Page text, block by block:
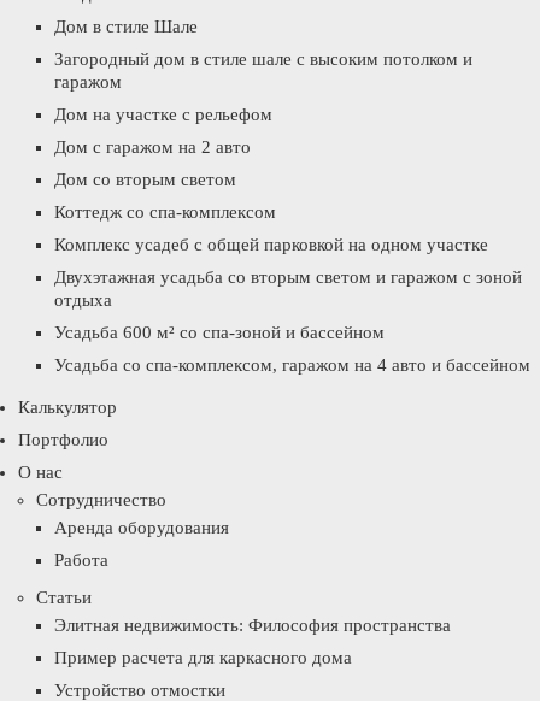
Дом в стиле Шале
Загородный дом в стиле шале с высоким потолком и
гаражом
Дом на участке с рельефом
Дом с гаражом на 2 авто
Дом со вторым светом
Коттедж со спа-комплексом
Комплекс усадеб с общей парковкой на одном участке
Двухэтажная усадьба со вторым светом и гаражом с зоной
отдыха
Усадьба 600 м² со спа-зоной и бассейном
Усадьба со спа-комплексом, гаражом на 4 авто и бассейном
Калькулятор
Портфолио
О нас
Сотрудничество
Аренда оборудования
Работа
Статьи
Элитная недвижимость: Философия пространства
Пример расчета для каркасного дома
Устройство отмостки